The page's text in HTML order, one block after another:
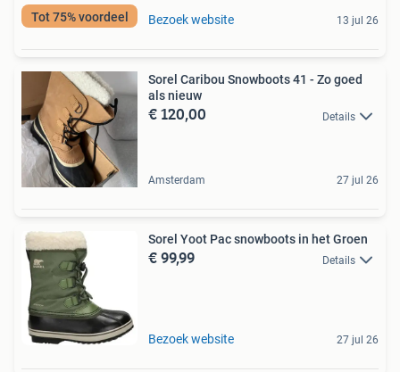
Tot 75% voordeel Bezoek website 13 jul 26
Sorel Caribou Snowboots 41 - Zo goed
als nieuw
€ 120,00 Details
Amsterdam 27 jul 26
Sorel Yoot Pac snowboots in het Groen
€ 99,99 Details
Bezoek website 27 jul 26